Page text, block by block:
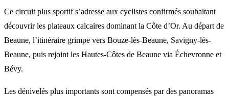
Ce circuit plus sportif s’adresse aux cyclistes confirmés souhaitant
découvrir les plateaux calcaires dominant la Côte d’Or. Au départ de
Beaune, l’itinéraire grimpe vers Bouze-lès-Beaune, Savigny-lès-
Beaune, puis rejoint les Hautes-Côtes de Beaune via Échevronne et
Bévy.
Les dénivelés plus importants sont compensés par des panoramas